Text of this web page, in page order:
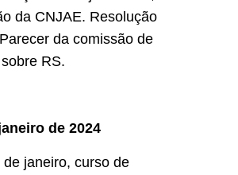
da CNJAE. Resolução
da comissão de
RS.
de 2024
janeiro, curso de